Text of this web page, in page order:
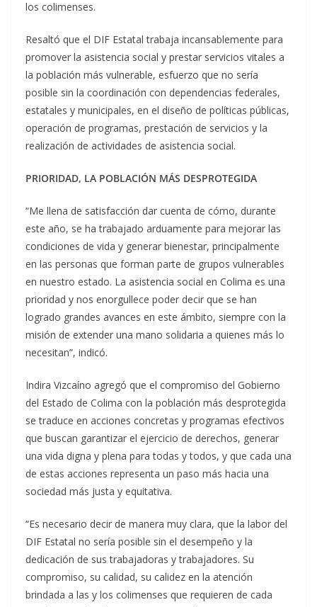
los colimenses.
Resaltó que el DIF Estatal trabaja incansablemente para
promover la asistencia social y prestar servicios vitales a
la población más vulnerable, esfuerzo que no sería
posible sin la coordinación con dependencias federales,
estatales y municipales, en el diseño de políticas públicas,
operación de programas, prestación de servicios y la
realización de actividades de asistencia social.
PRIORIDAD, LA POBLACIÓN MÁS DESPROTEGIDA
“Me llena de satisfacción dar cuenta de cómo, durante
este año, se ha trabajado arduamente para mejorar las
condiciones de vida y generar bienestar, principalmente
en las personas que forman parte de grupos vulnerables
en nuestro estado. La asistencia social en Colima es una
prioridad y nos enorgullece poder decir que se han
logrado grandes avances en este ámbito, siempre con la
misión de extender una mano solidaria a quienes más lo
necesitan”, indicó.
Indira Vizcaíno agregó que el compromiso del Gobierno
del Estado de Colima con la población más desprotegida
se traduce en acciones concretas y programas efectivos
que buscan garantizar el ejercicio de derechos, generar
una vida digna y plena para todas y todos, y que cada una
de estas acciones representa un paso más hacia una
sociedad más justa y equitativa.
“Es necesario decir de manera muy clara, que la labor del
DIF Estatal no sería posible sin el desempeño y la
dedicación de sus trabajadoras y trabajadores. Su
compromiso, su calidad, su calidez en la atención
brindada a las y los colimenses que requieren de cada